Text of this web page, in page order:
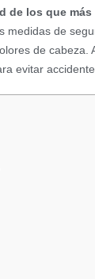
de los que más
medidas de
de cabeza.
evitar